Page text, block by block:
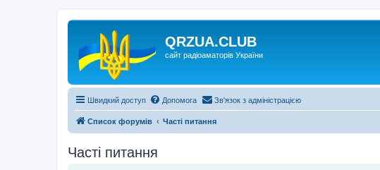
QRZUA.CLUB
сайт радіоаматорів України
Швидкий доступ Допомога Зв'язок з адміністрацією
Список форумів Часті питання
Часті питання